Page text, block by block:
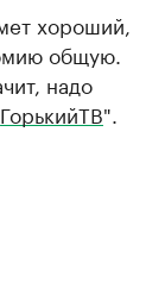
хороший,
общую.
надо
ГорькийТВ".